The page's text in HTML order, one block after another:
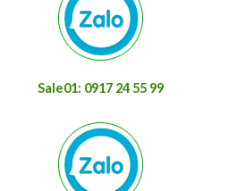
Sale01: 0917 24 55 99